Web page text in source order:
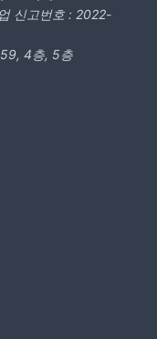
신고번호 : 2022-
4층, 5층